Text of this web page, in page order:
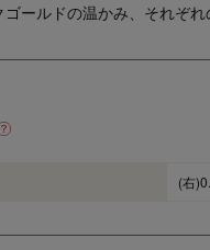
ールドの温かみ、それぞ
(右